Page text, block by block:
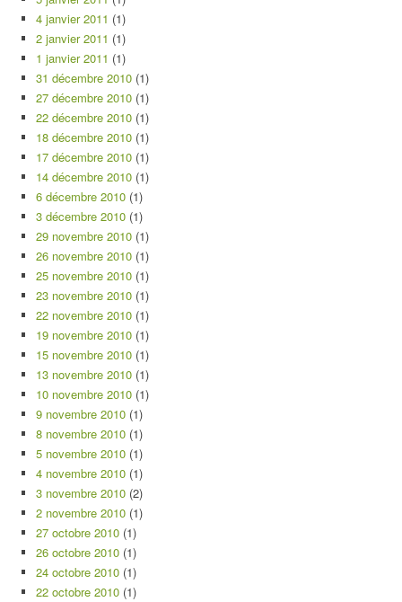
4 janvier 2011 (1)
2 janvier 2011 (1)
1 janvier 2011 (1)
31 décembre 2010 (1)
27 décembre 2010 (1)
22 décembre 2010 (1)
18 décembre 2010 (1)
17 décembre 2010 (1)
14 décembre 2010 (1)
6 décembre 2010 (1)
3 décembre 2010 (1)
29 novembre 2010 (1)
26 novembre 2010 (1)
25 novembre 2010 (1)
23 novembre 2010 (1)
22 novembre 2010 (1)
19 novembre 2010 (1)
15 novembre 2010 (1)
13 novembre 2010 (1)
10 novembre 2010 (1)
9 novembre 2010 (1)
8 novembre 2010 (1)
5 novembre 2010 (1)
4 novembre 2010 (1)
3 novembre 2010 (2)
2 novembre 2010 (1)
27 octobre 2010 (1)
26 octobre 2010 (1)
24 octobre 2010 (1)
22 octobre 2010 (1)